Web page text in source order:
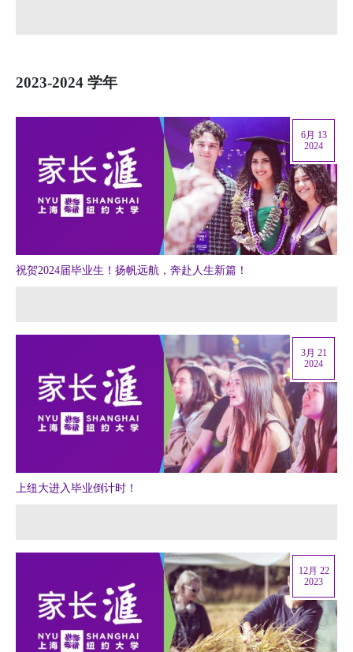
2023-2024 学年
祝贺2024届毕业生！扬帆远航，奔赴人生新篇！
6月 13
2024
上纽大进入毕业倒计时！
3月 21
2024
12月 22
2023